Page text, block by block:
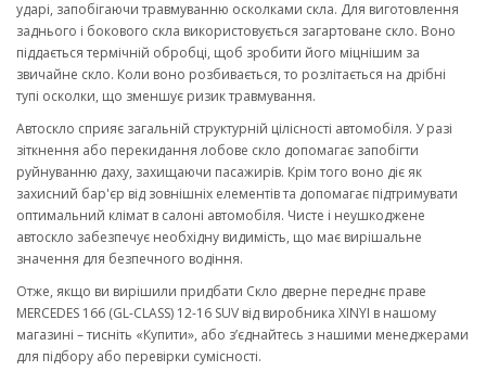
ударі, запобігаючи травмуванню осколками скла. Для виготовлення
заднього і бокового скла використовується загартоване скло. Воно
піддається термічній обробці, щоб зробити його міцнішим за
звичайне скло. Коли воно розбивається, то розлітається на дрібні
тупі осколки, що зменшує ризик травмування.
Автоскло сприяє загальній структурній цілісності автомобіля. У разі
зіткнення або перекидання лобове скло допомагає запобігти
руйнуванню даху, захищаючи пасажирів. Крім того воно діє як
захисний бар'єр від зовнішніх елементів та допомагає підтримувати
оптимальний клімат в салоні автомобіля. Чисте і неушкоджене
автоскло забезпечує необхідну видимість, що має вирішальне
значення для безпечного водіння.
Отже, якщо ви вирішили придбати Скло дверне переднє праве
MERCEDES 166 (GL-CLASS) 12-16 SUV від виробника XINYI в нашому
магазині – тисніть «Купити», або з’єднайтесь з нашими менеджерами
для підбору або перевірки сумісності.